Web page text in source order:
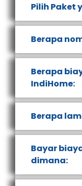
Pilih Paket
Berapa
Berapa
IndiHome:
Berapa
Bayar
dimana: